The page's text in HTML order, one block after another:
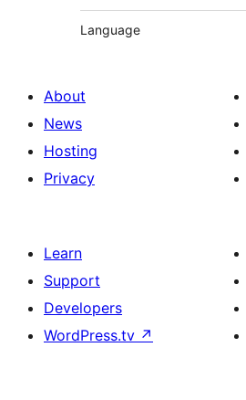
Language
About
News
Hosting
Privacy
Learn
Support
Developers
WordPress.tv ↗